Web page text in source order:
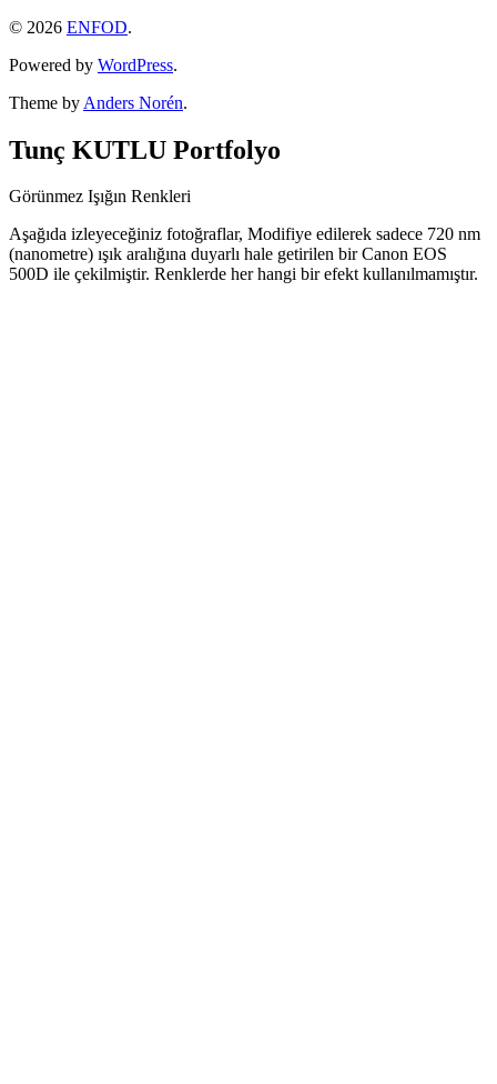
© 2026 ENFOD.
Powered by WordPress.
Theme by Anders Norén.
Tunç KUTLU Portfolyo
Görünmez Işığın Renkleri
Aşağıda izleyeceğiniz fotoğraflar, Modifiye edilerek sadece 720 nm
(nanometre) ışık aralığına duyarlı hale getirilen bir Canon EOS
500D ile çekilmiştir. Renklerde her hangi bir efekt kullanılmamıştır.